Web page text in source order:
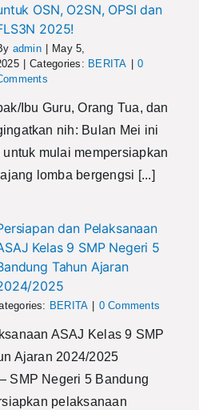
OSN, O2SN, OPSI dan
2025!
admin
May 5,
Categories: BERITA
0
Guru, Orang Tua, dan
nih: Bulan Mei ini
mulai mempersiapkan
lomba bergengsi [...]
dan Pelaksanaan
Kelas 9 SMP Negeri 5
Tahun Ajaran
2025
BERITA 0 Comments
ASAJ Kelas 9 SMP
Ajaran 2024/2025
SMP Negeri 5 Bandung
pelaksanaan